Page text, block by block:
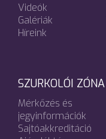
Videók
Galériák
Híreink
SZURKOLÓI ZÓNA
Mérkőzés és
jegyinformációk
Sajtóakkreditáció